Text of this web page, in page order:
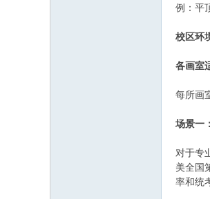
例：平
校区环
各画室
每所画
场景一
对于专
美全国
率和统